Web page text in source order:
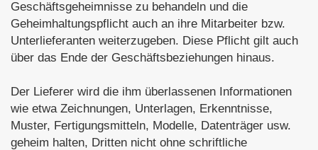
Geschäftsgeheimnisse zu behandeln und die
Geheimhaltungspflicht auch an ihre Mitarbeiter bzw.
Unterlieferanten weiterzugeben. Diese Pflicht gilt auch
über das Ende der Geschäftsbeziehungen hinaus.
Der Lieferer wird die ihm überlassenen Informationen
wie etwa Zeichnungen, Unterlagen, Erkenntnisse,
Muster, Fertigungsmitteln, Modelle, Datenträger usw.
geheim halten, Dritten nicht ohne schriftliche